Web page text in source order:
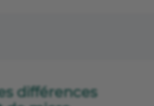
différences